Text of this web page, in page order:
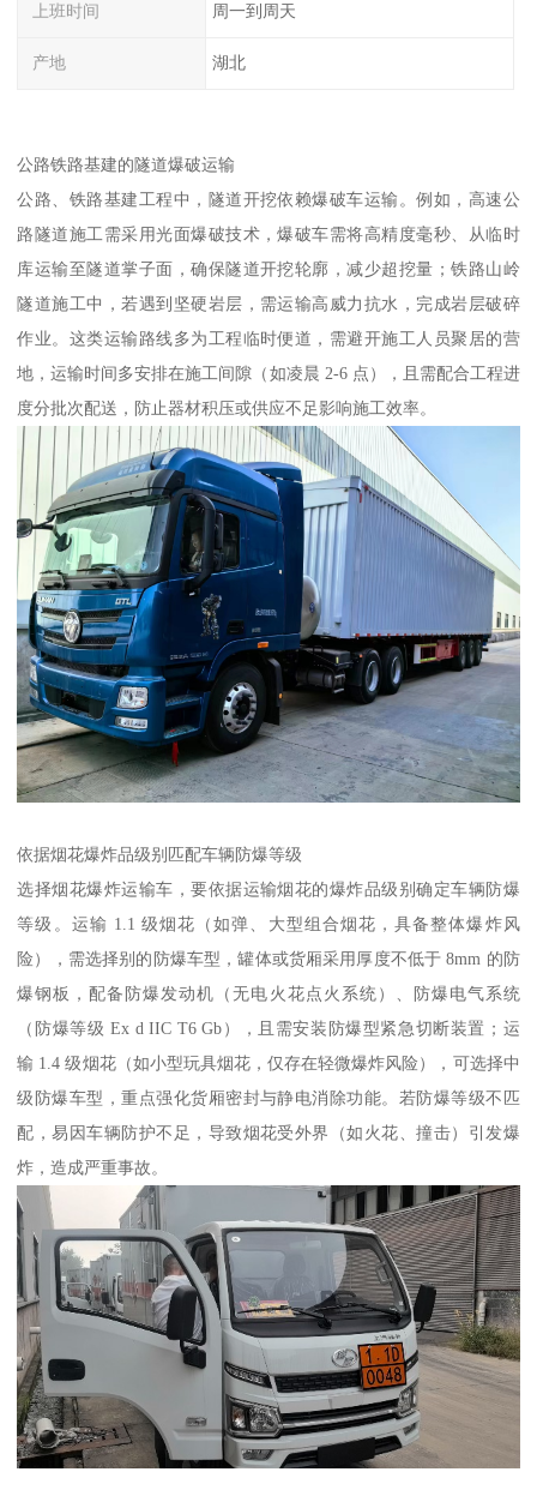
上班时间 周一到周天
产地 湖北
公路铁路基建的隧道爆破运输​
公路、铁路基建工程中，隧道开挖依赖爆破车运输。例如，高速公
路隧道施工需采用光面爆破技术，爆破车需将高精度毫秒、从临时
库运输至隧道掌子面，确保隧道开挖轮廓，减少超挖量；铁路山岭
隧道施工中，若遇到坚硬岩层，需运输高威力抗水，完成岩层破碎
作业。这类运输路线多为工程临时便道，需避开施工人员聚居的营
地，运输时间多安排在施工间隙（如凌晨 2-6 点），且需配合工程进
度分批次配送，防止器材积压或供应不足影响施工效率。​
依据烟花爆炸品级别匹配车辆防爆等级​
选择烟花爆炸运输车，要依据运输烟花的爆炸品级别确定车辆防爆
等级。运输 1.1 级烟花（如弹、大型组合烟花，具备整体爆炸风
险），需选择别的防爆车型，罐体或货厢采用厚度不低于 8mm 的防
爆钢板，配备防爆发动机（无电火花点火系统）、防爆电气系统
（防爆等级 Ex d IIC T6 Gb），且需安装防爆型紧急切断装置；运
输 1.4 级烟花（如小型玩具烟花，仅存在轻微爆炸风险），可选择中
级防爆车型，重点强化货厢密封与静电消除功能。若防爆等级不匹
配，易因车辆防护不足，导致烟花受外界（如火花、撞击）引发爆
炸，造成严重事故。​